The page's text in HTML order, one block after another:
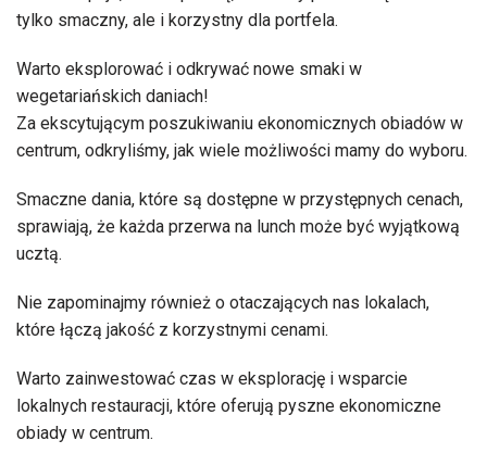
tylko smaczny, ale i korzystny dla portfela.
Warto eksplorować i odkrywać nowe smaki w
wegetariańskich daniach!
Za ekscytującym poszukiwaniu ekonomicznych obiadów w
centrum, odkryliśmy, jak wiele możliwości mamy do wyboru.
Smaczne dania, które są dostępne w przystępnych cenach,
sprawiają, że każda przerwa na lunch może być wyjątkową
ucztą.
Nie zapominajmy również o otaczających nas lokalach,
które łączą jakość z korzystnymi cenami.
Warto zainwestować czas w eksplorację i wsparcie
lokalnych restauracji, które oferują pyszne ekonomiczne
obiady w centrum.